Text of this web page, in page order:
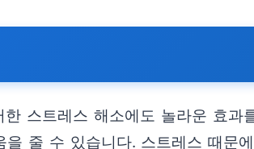
스트레스 해소에도 놀라운 효과
줄 수 있습니다. 스트레스 때문